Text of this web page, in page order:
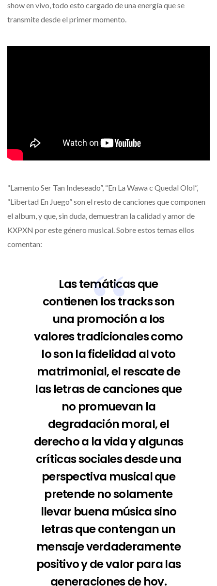
show en vivo, todo esto cargado de una energía que se
transmite desde el primer momento.
“Lamento Ser Tan Indeseado”, “En La Wawa c Quedal Olol”,
“Libertad En Juego” son el resto de canciones que componen
el album, y que, sin duda, demuestran la calidad y amor de
KXPXN por este género musical. Sobre estos temas ellos
comentan:
Las temáticas que
contienen los tracks son
una promoción a los
valores tradicionales como
lo son la fidelidad al voto
matrimonial, el rescate de
las letras de canciones que
no promuevan la
degradación moral, el
derecho a la vida y algunas
críticas sociales desde una
perspectiva musical que
pretende no solamente
llevar buena música sino
letras que contengan un
mensaje verdaderamente
positivo y de valor para las
generaciones de hoy.